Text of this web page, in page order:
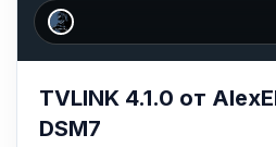
TVLINK 4.1.0 от
DSM7